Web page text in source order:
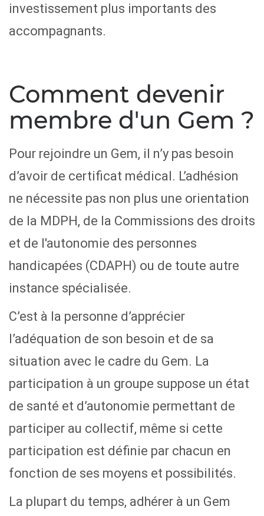
investissement plus importants des
accompagnants.
Comment devenir
membre d'un Gem ?
Pour rejoindre un Gem, il n’y pas besoin
d’avoir de certificat médical. L’adhésion
ne nécessite pas non plus une orientation
de la MDPH, de la Commissions des droits
et de l'autonomie des personnes
handicapées (CDAPH) ou de toute autre
instance spécialisée.
C’est à la personne d’apprécier
l’adéquation de son besoin et de sa
situation avec le cadre du Gem. La
participation à un groupe suppose un état
de santé et d’autonomie permettant de
participer au collectif, même si cette
participation est définie par chacun en
fonction de ses moyens et possibilités.
La plupart du temps, adhérer à un Gem